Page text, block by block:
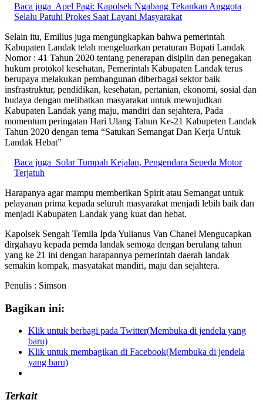
Baca juga Apel Pagi: Kapolsek Ngabang Tekankan Anggota
Selalu Patuhi Prokes Saat Layani Masyarakat
Selain itu, Emilius juga mengungkapkan bahwa pemerintah
Kabupaten Landak telah mengeluarkan peraturan Bupati Landak
Nomor : 41 Tahun 2020 tentang penerapan disiplin dan penegakan
hukum protokol kesehatan, Pemerintah Kabupaten Landak terus
berupaya melakukan pembangunan diberbagai sektor baik
insfrastruktur, pendidikan, kesehatan, pertanian, ekonomi, sosial dan
budaya dengan melibatkan masyarakat untuk mewujudkan
Kabupaten Landak yang maju, mandiri dan sejahtera, Pada
momentum peringatan Hari Ulang Tahun Ke-21 Kabupeten Landak
Tahun 2020 dengan tema “Satukan Semangat Dan Kerja Untuk
Landak Hebat”
Baca juga Solar Tumpah Kejalan, Pengendara Sepeda Motor
Terjatuh
Harapanya agar mampu memberikan Spirit atau Semangat untuk
pelayanan prima kepada seluruh masyarakat menjadi lebih baik dan
menjadi Kabupaten Landak yang kuat dan hebat.
Kapolsek Sengah Temila Ipda Yulianus Van Chanel Mengucapkan
dirgahayu kepada pemda landak semoga dengan berulang tahun
yang ke 21 ini dengan harapannya pemerintah daerah landak
semakin kompak, masyatakat mandiri, maju dan sejahtera.
Penulis : Simson
Bagikan ini:
Klik untuk berbagi pada Twitter(Membuka di jendela yang
baru)
Klik untuk membagikan di Facebook(Membuka di jendela
yang baru)
Terkait